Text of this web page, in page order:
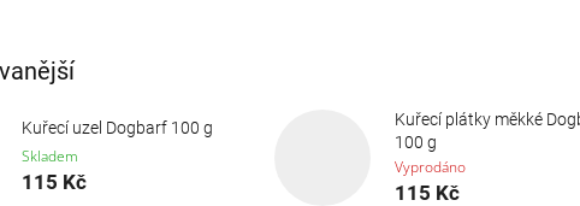
Kuřecí uzel Dogbarf 100 g
Skladem
115 Kč
Kuřecí plátky měkké
100 g
Vyprodáno
115 Kč